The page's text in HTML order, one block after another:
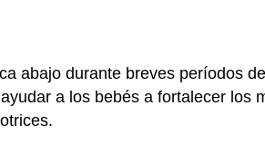
abajo durante breves períodos
a los bebés a fortalecer los